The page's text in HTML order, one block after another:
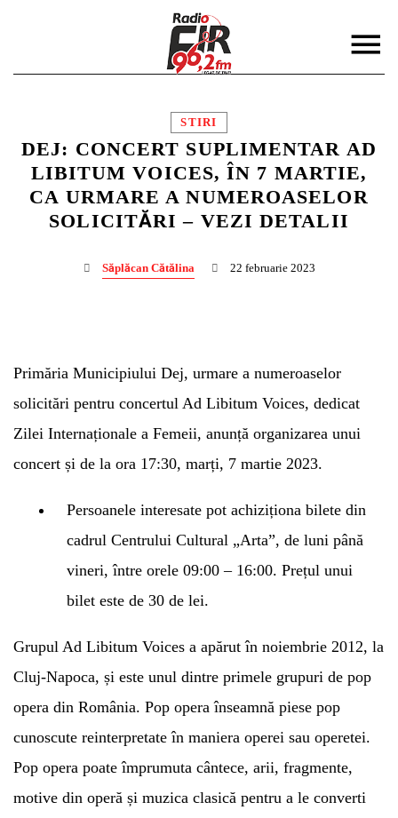
CAUTA IN SITE:
DISTRIBUIE PAGINA PE:
Twitter
STIRI
DEJ: CONCERT SUPLIMENTAR AD
LIBITUM VOICES, ÎN 7 MARTIE,
CA URMARE A NUMEROASELOR
SOLICITĂRI – VEZI DETALII
Săplăcan Cătălina 22 februarie 2023
Primăria Municipiului Dej, urmare a numeroaselor
solicitări pentru concertul Ad Libitum Voices, dedicat
Zilei Internaționale a Femeii, anunță organizarea unui
concert și de la ora 17:30, marți, 7 martie 2023.
Persoanele interesate pot achiziționa bilete din
cadrul Centrului Cultural „Arta”, de luni până
vineri, între orele 09:00 – 16:00. Prețul unui
bilet este de 30 de lei.
Grupul Ad Libitum Voices a apărut în noiembrie 2012, la
Cluj-Napoca, și este unul dintre primele grupuri de pop
opera din România. Pop opera înseamnă piese pop
cunoscute reinterpretate în maniera operei sau operetei.
Pop opera poate împrumuta cântece, arii, fragmente,
motive din operă și muzica clasică pentru a le converti